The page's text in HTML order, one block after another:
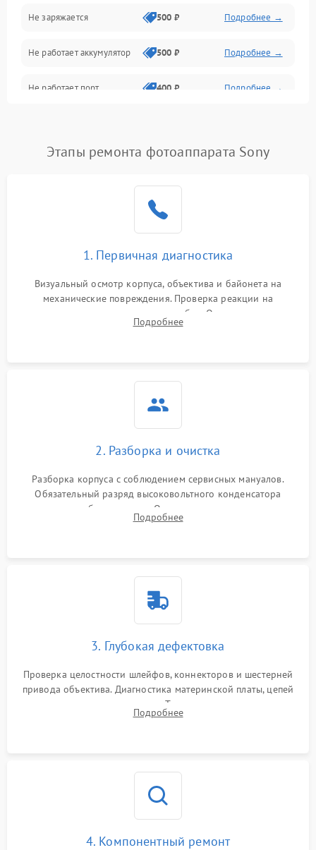
Объективы
Программные сбои
Коммуникации и интерфейсы
Не заряжается 500 ₽ Подробнее →
Не работает аккумулятор 500 ₽ Подробнее →
Не работает порт 400 ₽ Подробнее →
Этапы ремонта фотоаппарата Sony
1. Первичная диагностика
Визуальный осмотр корпуса, объектива и байонета на
механические повреждения. Проверка реакции на
включение, считывание кодов ошибок. Оценка состояния
матрицы и затвора, проверка работы автофокуса и вспышки.
Подробнее
2. Разборка и очистка
Разборка корпуса с соблюдением сервисных мануалов.
Обязательный разряд высоковольтного конденсатора
вспышки для безопасности. Очистка внутренних узлов от
пыли, песка и следов влаги с помощью спецсредств.
Подробнее
3. Глубокая дефектовка
Проверка целостности шлейфов, коннекторов и шестерней
привода объектива. Диагностика материнской платы, цепей
питания и картоприемника. Тестирование механизма
затвора и блока внутрикамерной стабилизации.
Подробнее
4. Компонентный ремонт